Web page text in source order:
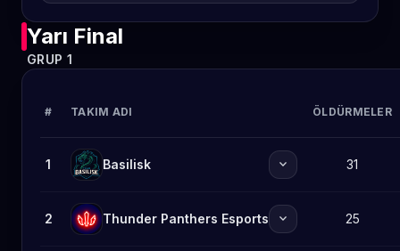
Yarı Final
GRUP 1
# TAKIM ADI ÖLDÜRMELER
1 Basilisk expand_more 31
2 Thunder Panthers Esports expand_more 25